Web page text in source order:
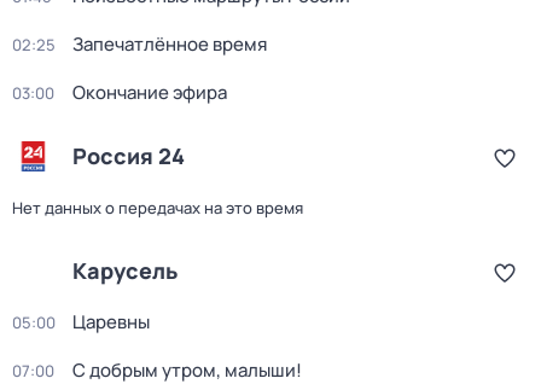
02:25 Запечатлённое время
03:00 Окончание эфира
Россия 24
Нет данных о передачах на это время
Карусель
05:00 Царевны
07:00 С добрым утром, малыши!